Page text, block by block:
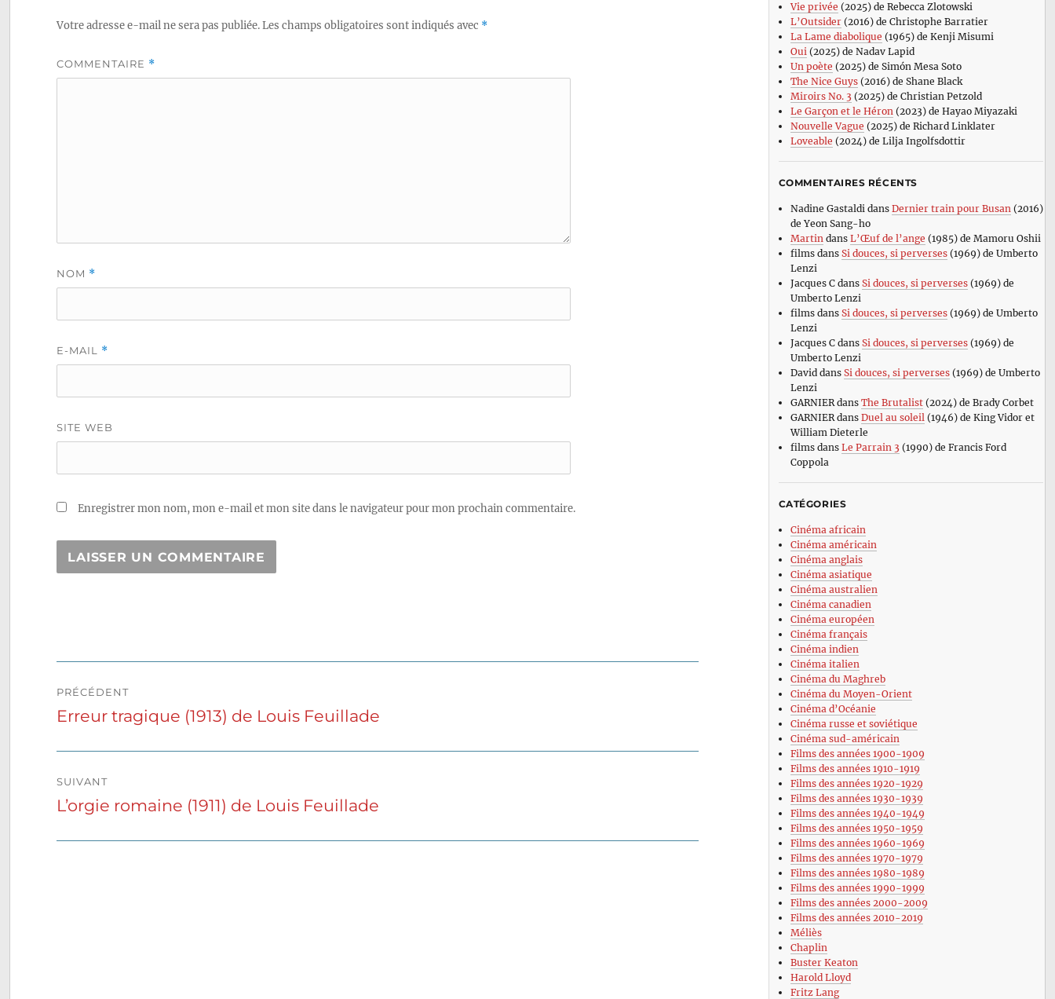
l’article
Votre adresse e-mail ne sera pas publiée.Les champs obligatoires sont indiqués avec *
COMMENTAIRE *
NOM *
E-MAIL *
SITE WEB
Enregistrer mon nom, mon e-mail et mon site dans le navigateur pour mon prochain commentaire.
de
PRÉCÉDENT
Publication
Erreur tragique (1913) de Louis Feuillade
SUIVANT
Publication
L’orgie romaine (1911) de Louis Feuillade
Vie privée (2025) de Rebecca Zlotowski
L’Outsider(2016) de Christophe Barratier
La Lame diabolique (1965) de Kenji Misumi
Oui(2025) de Nadav Lapid
Un poète (2025) de Simón Mesa Soto
The Nice Guys(2016) de Shane Black
Miroirs No. 3 (2025) de Christian Petzold
Le Garçon et le Héron(2023) de Hayao Miyazaki
Nouvelle Vague (2025) de Richard Linklater
Loveable (2024) de Lilja Ingolfsdottir
COMMENTAIRES RÉCENTS
Nadine Gastaldi dans Dernier train pour Busan (2016)
de Yeon Sang-ho
Martin dans L’Œuf de l’ange (1985) de Mamoru Oshii
filmsdans Si douces, si perverses(1969) de Umberto
Lenzi
Jacques Cdans Si douces, si perverses(1969) de
Umberto Lenzi
filmsdans Si douces, si perverses(1969) de Umberto
Lenzi
Jacques Cdans Si douces, si perverses(1969) de
Umberto Lenzi
David dans Si douces, si perverses(1969) de Umberto
Lenzi
GARNIERdans The Brutalist(2024) de Brady Corbet
GARNIERdans Duel au soleil (1946) de King Vidor et
William Dieterle
filmsdans Le Parrain 3 (1990) de Francis Ford
Coppola
CATÉGORIES
Cinéma africain
Cinéma américain
Cinéma anglais
Cinéma asiatique
Cinéma australien
Cinéma canadien
Cinéma européen
Cinéma français
Cinéma indien
Cinéma italien
Cinéma du Maghreb
Cinéma du Moyen-Orient
Cinéma d’Océanie
Cinéma russe et soviétique
Cinéma sud-américain
Films des années 1900-1909
Films des années 1910-1919
Films des années 1920-1929
Films des années 1930-1939
Films des années 1940-1949
Films des années 1950-1959
Films des années 1960-1969
Films des années 1970-1979
Films des années 1980-1989
Films des années 1990-1999
Films des années 2000-2009
Films des années 2010-2019
Méliès
Chaplin
Buster Keaton
Harold Lloyd
Fritz Lang